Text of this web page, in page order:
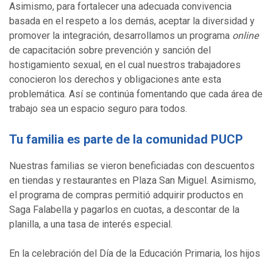
Asimismo, para fortalecer una adecuada convivencia
basada en el respeto a los demás, aceptar la diversidad y
promover la integración, desarrollamos un programa online
de capacitación sobre prevención y sanción del
hostigamiento sexual, en el cual nuestros trabajadores
conocieron los derechos y obligaciones ante esta
problemática. Así se continúa fomentando que cada área de
trabajo sea un espacio seguro para todos.
Tu familia es parte de la comunidad PUCP
Nuestras familias se vieron beneficiadas con descuentos
en tiendas y restaurantes en Plaza San Miguel. Asimismo,
el programa de compras permitió adquirir productos en
Saga Falabella y pagarlos en cuotas, a descontar de la
planilla, a una tasa de interés especial.
En la celebración del Día de la Educación Primaria, los hijos